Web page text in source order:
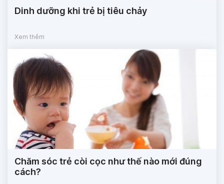
Dinh dưỡng khi trẻ bị tiêu chảy
Xem thêm
Chăm sóc trẻ còi cọc như thế nào mới đúng
cách?